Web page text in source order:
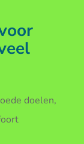
doelen,